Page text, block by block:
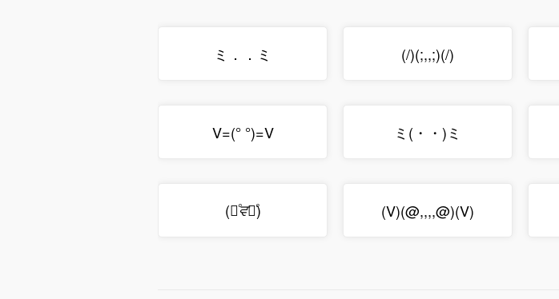
ミ．．ミ (/)(;,,;)(/)
V=(° °)=V ミ(・・)ミ
(ꄱͦਵꄱͦ) (V)(@,,,,@)(V)